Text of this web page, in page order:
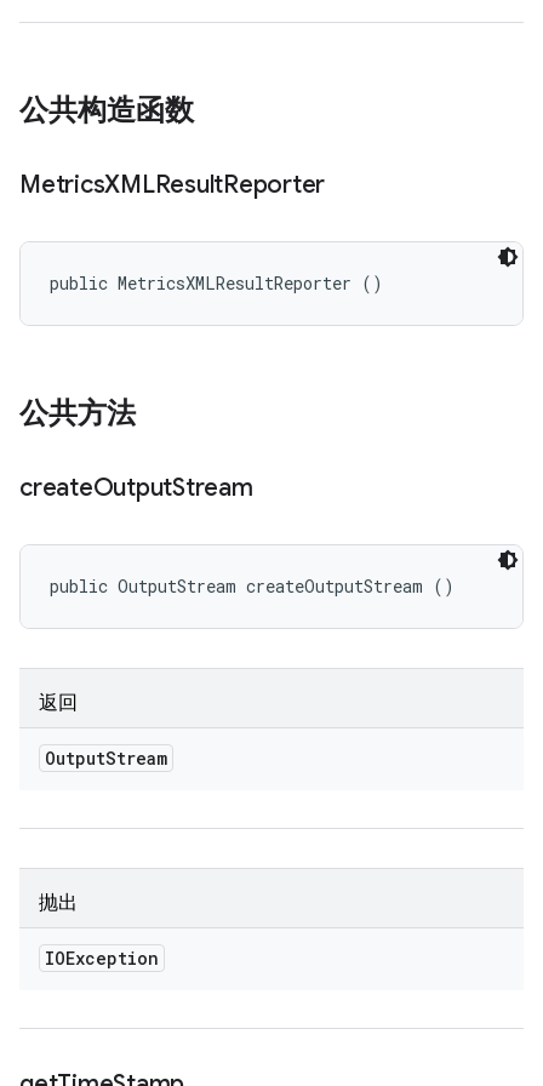
公共构造函数
MetricsXMLResultReporter
public MetricsXMLResultReporter ()
公共方法
createOutputStream
public OutputStream createOutputStream ()
返回
OutputStream
抛出
IOException